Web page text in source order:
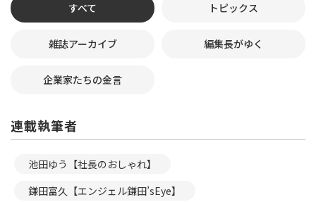
すべて トピックス
雑誌アーカイブ 編集長がゆく
企業家たちの金言
連載執筆者
池田ゆう【社長のおしゃれ】
鎌田富久【エンジェル鎌田’sEye】